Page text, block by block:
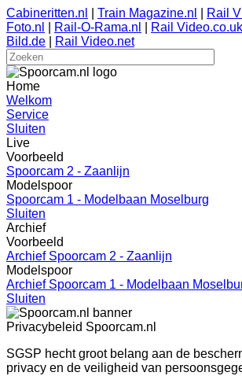
Cabineritten.nl Train Magazine.nl Rail
Foto.nl
Rail-O-Rama.nl Rail Video.co.uk
Bild.de
Rail Video.net
Home
Welkom
Service
Sluiten
Live
Voorbeeld
Spoorcam 2 - Zaanlijn
Modelspoor
Spoorcam 1 - Modelbaan Moselburg
Sluiten
Archief
Voorbeeld
Archief Spoorcam 2 - Zaanlijn
Modelspoor
Archief Spoorcam 1 - Modelbaan
Sluiten
Privacybeleid Spoorcam.nl
SGSP hecht groot belang aan de
privacy en de veiligheid van